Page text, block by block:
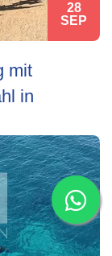
28
SEP
mit
in